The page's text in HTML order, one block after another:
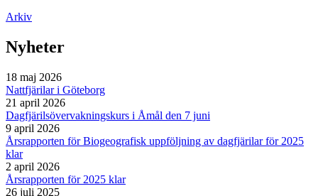
Arkiv
Nyheter
18 maj 2026
Nattfjärilar i Göteborg
21 april 2026
Dagfjärilsövervakningskurs i Åmål den 7 juni
9 april 2026
Årsrapporten för Biogeografisk uppföljning av dagfjärilar för 2025
klar
2 april 2026
Årsrapporten för 2025 klar
26 juli 2025